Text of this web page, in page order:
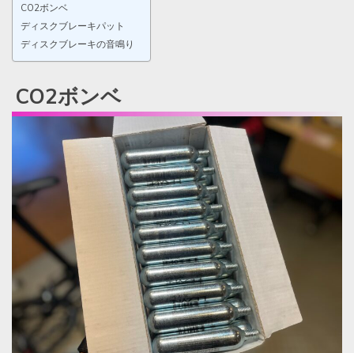
CO2ボンベ
ディスクブレーキパット
ディスクブレーキの音鳴り
CO2ボンベ